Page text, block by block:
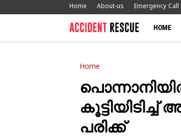
Home About-us Emergency Call
HOME
Home
പരിക്ക്